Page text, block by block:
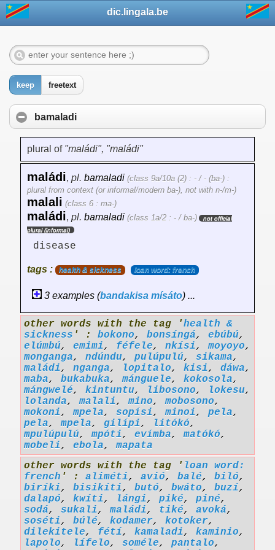
dic.lingala.be
keep freetext
bamaladi
plural of "maládi", "maládi"
maládi, pl. bamaladi (class 9a/10a (2) : - / - (ba-) :
plural from context (or informal/modern ba-), not with n-/m-)
malali (class 6 : ma-)
maládi, pl. bamaladi (class 1a/2 : - / ba-)
not official
plural (informal)
disease
tags : health & sickness loan word: french
3 examples (bandakisa mísáto) ...
other words with the tag 'health &
sickness ' : bokono, bonsíngá, ebúbú,
elúmbú, emimi, féfele, nkísi,moyoyo,
monganga, ndúndu, pulúpulú, sikama,
maládi, nganga, lopitalo, kisi, dáwa,
maba, bukabuka,mánguele, kokosola,
mángwelé, kintuntu, libosono, lokesu,
lolanda,malali,mino,mobosono,
mokoni,mpela, sopísi,minoi, pela,
pela,mpela, gilípi, litókó,
mpulúpulú,mpóti, evímba,matókó,
mobeli, ebola,mapata
other words with the tag ' loan word:
french ' : aliméti, avió, balé, biló,
biríki, bisikíti, butó, bwáto, buzí,
dalapó, kwíti, lángi, piké, piné,
sodá, sukali,maládi, tiké, avoká,
soséti, búlé, kodamer, kotoker,
dilekitele, fétí, kamaladi, kaminio,
lapolo, lífelo, soméle, pantalo,